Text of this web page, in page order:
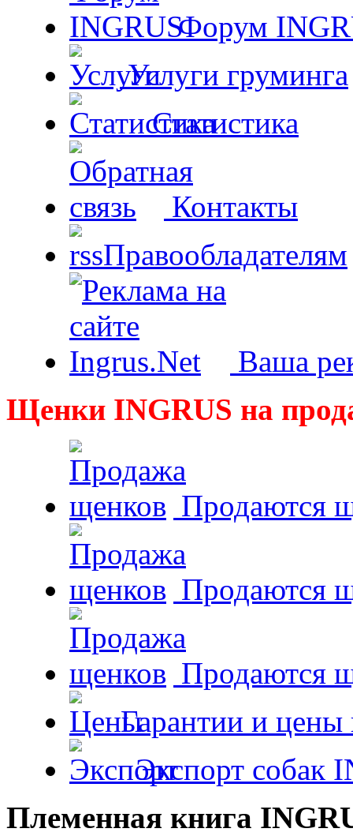
Форум
Услуги груминга
Статистика
Контакты
Правообладателям
Ваша
Щенки INGRUS на
Продаются
Продаются
Продаются
Гарантии и цены
Экспорт собак
Племенная книга